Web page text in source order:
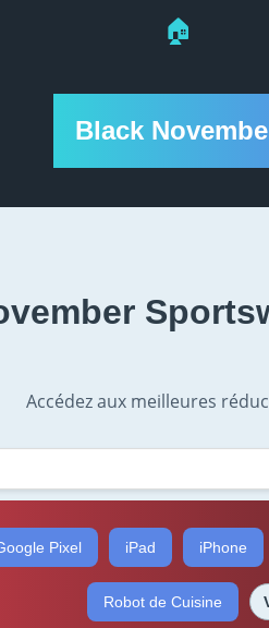
Black
Accédez aux meilleures
🏠
Pixel iPad iPhone
Robot de Cuisine